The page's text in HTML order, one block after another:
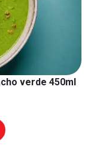
verde 450ml